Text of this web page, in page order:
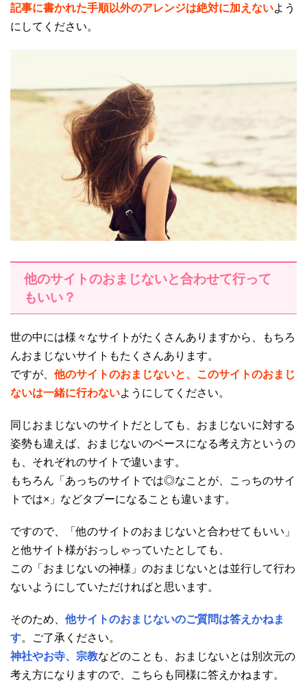
記事に書かれた手順以外のアレンジは絶対に加えないよう
にしてください。
他のサイトのおまじないと合わせて行って
もいい？
世の中には様々なサイトがたくさんありますから、もちろ
んおまじないサイトもたくさんあります。
ですが、 他のサイトのおまじないと、このサイトのおまじ
ないは一緒に行わないようにしてください。
同じおまじないのサイトだとしても、おまじないに対する
姿勢も違えば、おまじないのベースになる考え方というの
も、それぞれのサイトで違います。
もちろん「あっちのサイトでは◎なことが、こっちのサイ
トでは×」などタブーになることも違います。
ですので、「他のサイトのおまじないと合わせてもいい」
と他サイト様がおっしゃっていたとしても、
この「おまじないの神様」のおまじないとは並行して行わ
ないようにしていただければと思います。
そのため、 他サイトのおまじないのご質問は答えかねま
す。ご了承ください。
神社やお寺、宗教などのことも、おまじないとは別次元の
考え方になりますので、こちらも同様に答えかねます。